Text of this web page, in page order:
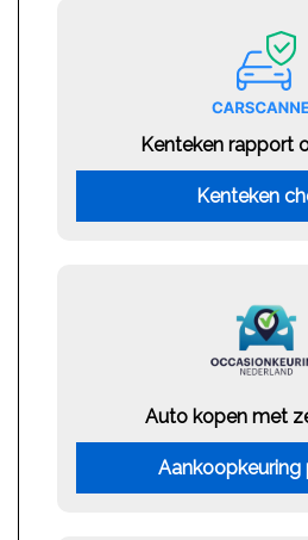
Kenteken rapport
Kenteken
Auto kopen met
Aankoopkeuring